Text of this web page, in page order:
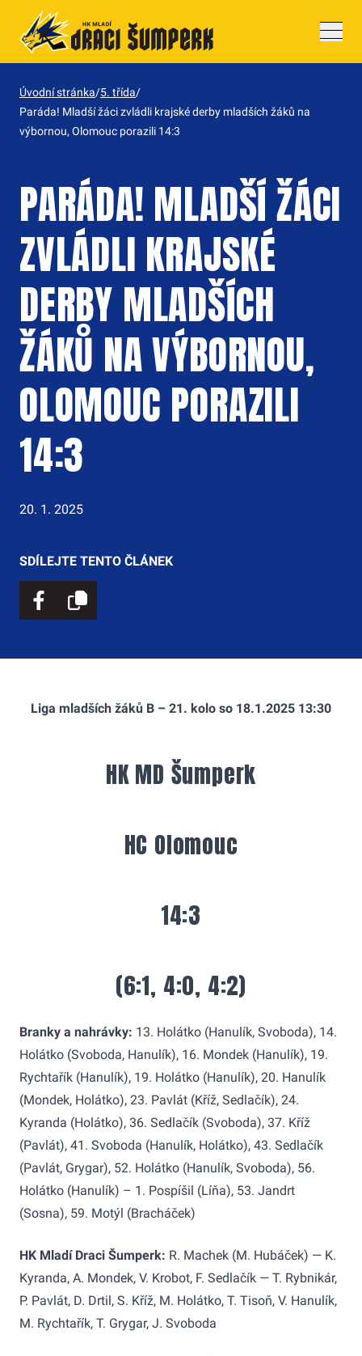
Drobečková navigace
Úvodní stránka/5. třída/
Paráda! Mladší žáci zvládli krajské derby mladších žáků na
výbornou, Olomouc porazili 14:3
PARÁDA! MLADŠÍ ŽÁCI
ZVLÁDLI KRAJSKÉ
DERBY MLADŠÍCH
ŽÁKŮ NA VÝBORNOU,
OLOMOUC PORAZILI
14:3
20. 1. 2025
SDÍLEJTE TENTO ČLÁNEK
Liga mladších žáků B – 21. kolo so 18.1.2025 13:30
HK MD Šumperk
HC Olomouc
14:3
(6:1, 4:0, 4:2)
Branky a nahrávky: 13. Holátko (Hanulík, Svoboda), 14.
Holátko (Svoboda, Hanulík), 16. Mondek (Hanulík), 19.
Rychtařík (Hanulík), 19. Holátko (Hanulík), 20. Hanulík
(Mondek, Holátko), 23. Pavlát (Kříž, Sedlačík), 24.
Kyranda (Holátko), 36. Sedlačík (Svoboda), 37. Kříž
(Pavlát), 41. Svoboda (Hanulík, Holátko), 43. Sedlačík
(Pavlát, Grygar), 52. Holátko (Hanulík, Svoboda), 56.
Holátko (Hanulík) – 1. Pospíšil (Líňa), 53. Jandrt
(Sosna), 59. Motýl (Bracháček)
HK Mladí Draci Šumperk: R. Machek (M. Hubáček) — K.
Kyranda, A. Mondek, V. Krobot, F. Sedlačík — T. Rybnikár,
P. Pavlát, D. Drtil, S. Kříž, M. Holátko, T. Tisoň, V. Hanulík,
M. Rychtařík, T. Grygar, J. Svoboda